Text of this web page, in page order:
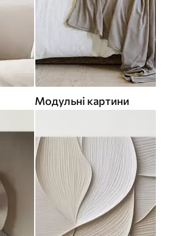
Модульні картини